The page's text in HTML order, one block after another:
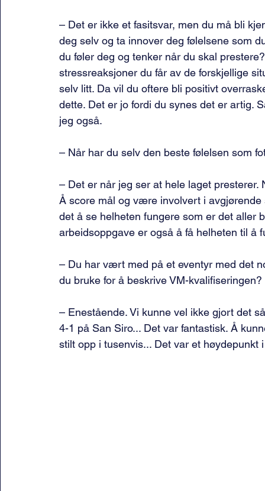
– Det er ikke et fasitsvar, men du må bli
deg selv og ta innover deg følelsene som
du føler deg og tenker når du skal
stressreaksjoner du får av de forskjellige
selv litt. Da vil du oftere bli positivt
dette. Det er jo fordi du synes det er artig.
jeg også.
– Når har du selv den beste følelsen som
– Det er når jeg ser at hele laget
Å score mål og være involvert i
det å se helheten fungere som er det aller
arbeidsoppgave er også å få helheten til å
– Du har vært med på et eventyr med det
du bruke for å beskrive VM-kvalifiseringen?
– Enestående. Vi kunne vel ikke gjort det
4-1 på San Siro... Det var fantastisk. Å
stilt opp i tusenvis... Det var et høydepunkt